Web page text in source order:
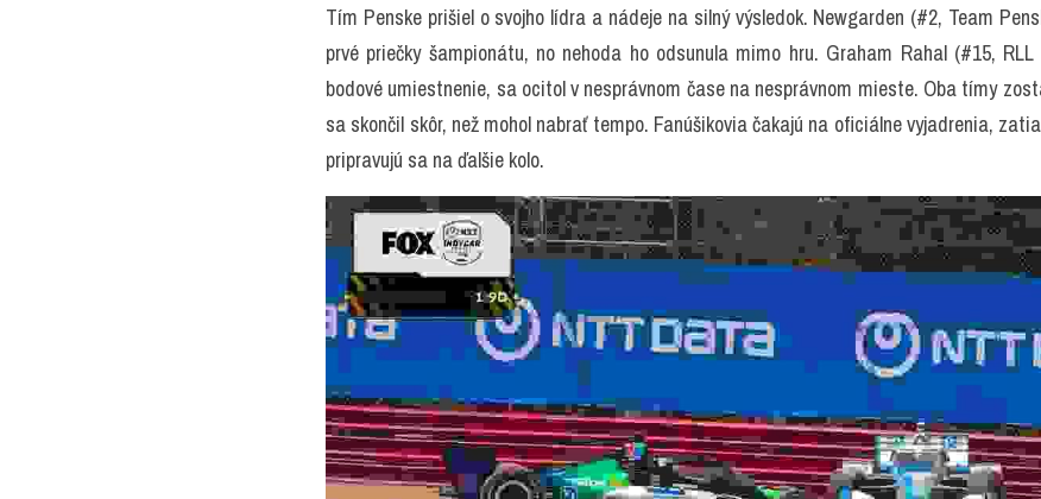
Tím Penske prišiel o svojho lídra a nádeje na silný výsledok. Newgarden (#2, Team
prvé priečky šampionátu, no nehoda ho odsunula mimo hru. Graham Rahal (#15,
bodové umiestnenie, sa ocitol v nesprávnom čase na nesprávnom mieste. Oba tímy
sa skončil skôr, než mohol nabrať tempo. Fanúšikovia čakajú na oficiálne vyjadrenia,
pripravujú sa na ďalšie kolo.